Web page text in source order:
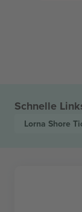
Schnelle
Lorna Shore